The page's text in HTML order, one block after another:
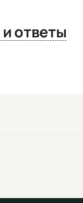
Вопросы и ответы